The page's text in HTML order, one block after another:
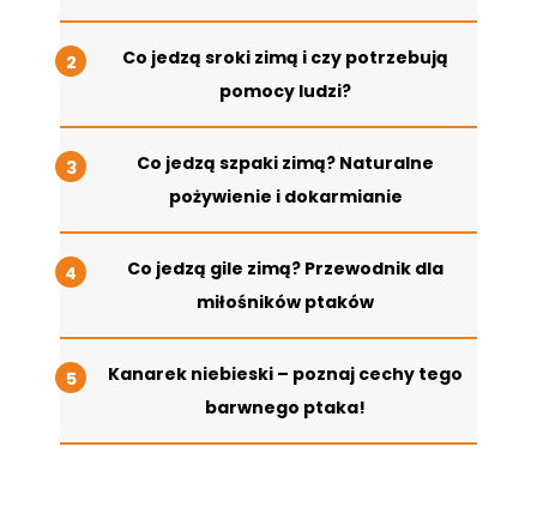
Co jedzą sroki zimą i czy potrzebują
pomocy ludzi?
Co jedzą szpaki zimą? Naturalne
pożywienie i dokarmianie
Co jedzą gile zimą? Przewodnik dla
miłośników ptaków
Kanarek niebieski – poznaj cechy tego
barwnego ptaka!